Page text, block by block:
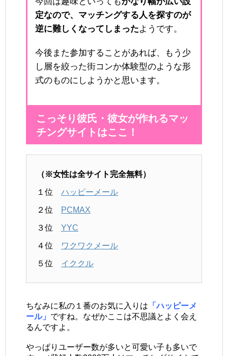
定なので、マッチングする人を探すのが
逆に難しくなってしまったようです。
今後また参加することがあれば、もう少
し層を絞った街コンか体験型のような形
式のものにしようかと思います。
こっそり彼氏・彼女が作れるマッ
チングサイトはここ！
（※女性は全サイト完全無料）
１位 ハッピーメール
２位 PCMAX
３位 YYC
４位 ワクワクメール
５位 イククル
ちなみに私の１番のお気に入りは 「ハッピーメ
ール」 ですね。なぜかここは不思議とよく会え
るんですよ。
やっぱりユーザー数が多いと可愛い子も多いで